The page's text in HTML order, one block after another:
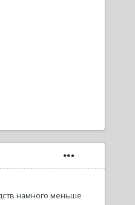
намного меньше